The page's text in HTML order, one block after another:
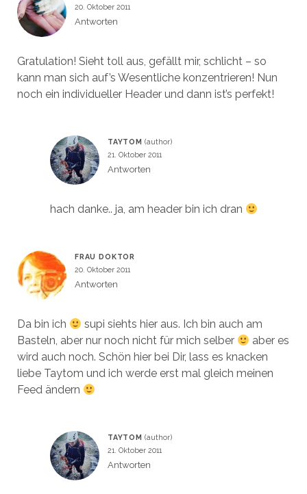
20. Oktober 2011
Antworten
Gratulation! Sieht toll aus, gefällt mir, schlicht – so
kann man sich auf’s Wesentliche konzentrieren! Nun
noch ein individueller Header und dann ist’s perfekt!
TAYTOM
21. Oktober 2011
Antworten
hach danke.. ja, am header bin ich dran
FRAU DOKTOR
20. Oktober 2011
Antworten
Da bin ich
supi siehts hier aus. Ich bin auch am
Basteln, aber nur noch nicht für mich selber
aber es
wird auch noch. Schön hier bei Dir, lass es knacken
liebe Taytom und ich werde erst mal gleich meinen
Feed ändern
TAYTOM
21. Oktober 2011
Antworten